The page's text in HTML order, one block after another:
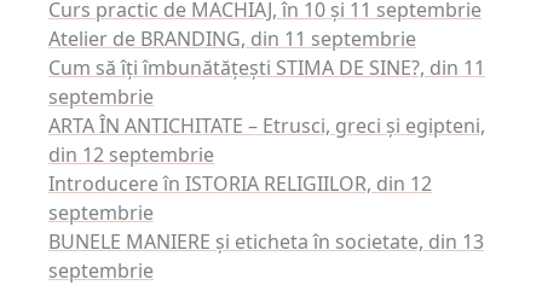
Curs practic de MACHIAJ, în 10 şi 11 septembrie
Atelier de BRANDING, din 11 septembrie
Cum să îţi îmbunătăţeşti STIMA DE SINE?, din 11
septembrie
ARTA ÎN ANTICHITATE – Etrusci, greci și egipteni,
din 12 septembrie
Introducere în ISTORIA RELIGIILOR, din 12
septembrie
BUNELE MANIERE şi eticheta în societate, din 13
septembrie